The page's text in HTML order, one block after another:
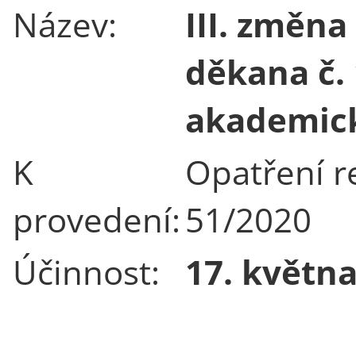
Název:
III.
děkana
K
provedení:
Opatření
51/2020
Účinnost:
17.